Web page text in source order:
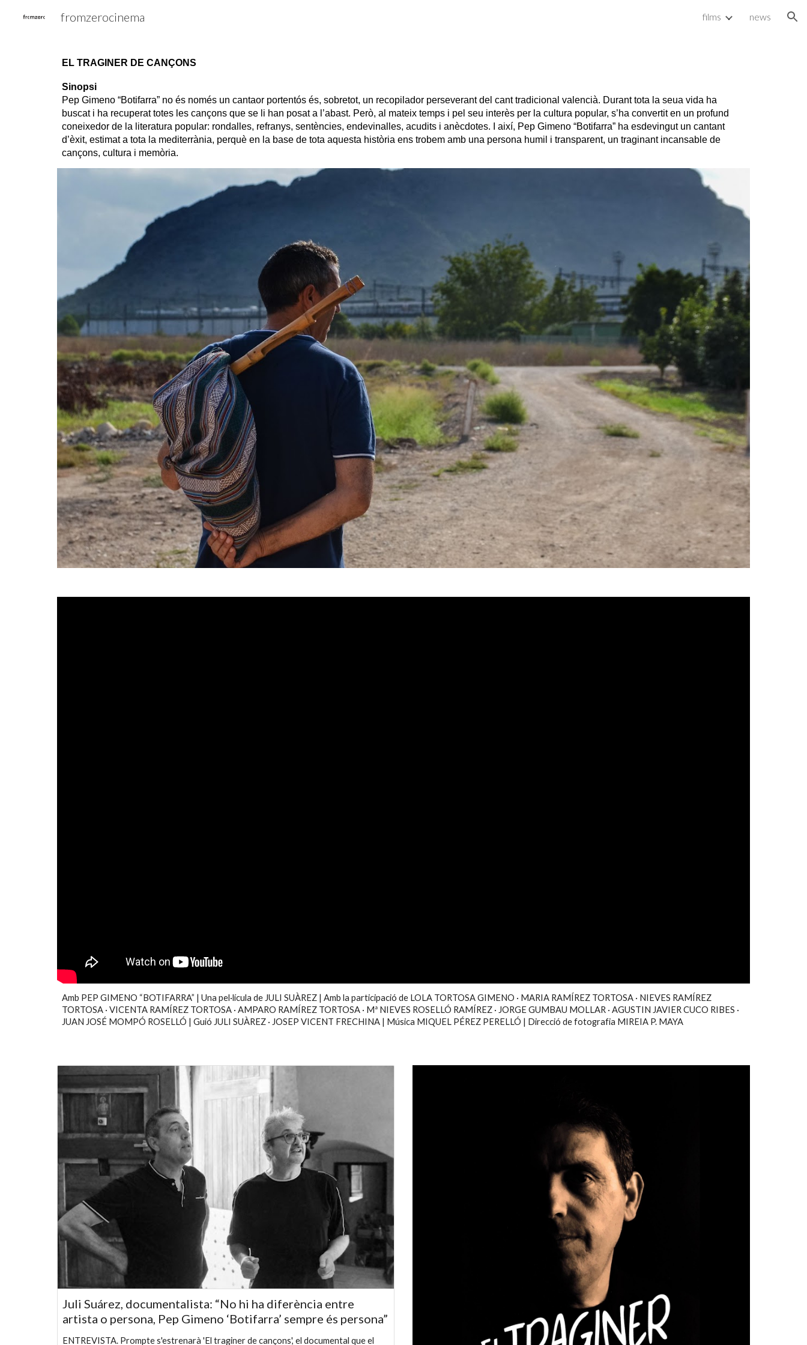
fromzerocinema films news
EL TRAGINER DE CANÇONS
Sinopsi
Pep Gimeno “Botifarra” no és només un cantaor portentós és, sobretot, un recopilador perseverant del cant tradicional valencià. Durant tota la seua vida ha
buscat i ha recuperat totes les cançons que se li han posat a l’abast. Però, al mateix temps i pel seu interès per la cultura popular, s’ha convertit en un profund
coneixedor de la literatura popular: rondalles, refranys, sentències, endevinalles, acudits i anècdotes. I així, Pep Gimeno “Botifarra” ha esdevingut un cantant
d’èxit, estimat a tota la mediterrània, perquè en la base de tota aquesta història ens trobem amb una persona humil i transparent, un traginant incansable de
cançons, cultura i memòria.
Amb PEP GIMENO “BOTIFARRA” | Una pel·lícula de JULI SUÀREZ | Amb la participació de LOLA TORTOSA GIMENO · MARIA RAMÍREZ TORTOSA · NIEVES RAMÍREZ
TORTOSA · VICENTA RAMÍREZ TORTOSA · AMPARO RAMÍREZ TORTOSA · Mª NIEVES ROSELLÓ RAMÍREZ · JORGE GUMBAU MOLLAR · AGUSTIN JAVIER CUCO RIBES ·
JUAN JOSÉ MOMPÓ ROSELLÓ | Guió JULI SUÀREZ · JOSEP VICENT FRECHINA | Música MIQUEL PÉREZ PERELLÓ | Direcció de fotografia MIREIA P. MAYA
Juli Suárez, documentalista: “No hi ha diferència entre
artista o persona, Pep Gimeno ‘Botifarra’ sempre és persona”
ENTREVISTA. Prompte s'estrenarà 'El traginer de cançons', el documental que el